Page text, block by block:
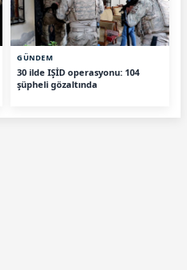
GÜNDEM
30 ilde IŞİD operasyonu: 104
şüpheli gözaltında